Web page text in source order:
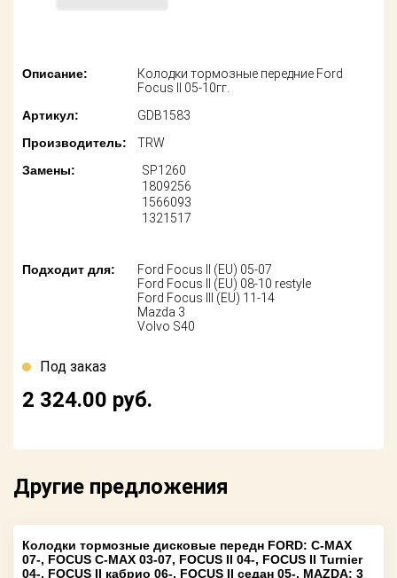
Доставка
Оплата
Возврат
Как оформить
Описание:
Колодки тормозные передние Ford
Focus II 05-10гг.
Артикул:
GDB1583
Производитель:
TRW
Замены:
SP1260
1809256
1566093
1321517
Подходит для:
Ford Focus II (EU) 05-07
Ford Focus II (EU) 08-10 restyle
Ford Focus III (EU) 11-14
Mazda 3
Volvo S40
Под заказ
2 324.00 руб.
Другие предложения
Колодки тормозные дисковые передн FORD: C-MAX
07-, FOCUS C-MAX 03-07, FOCUS II 04-, FOCUS II Turnier
04-, FOCUS II кабрио 06-, FOCUS II седан 05-, MAZDA: 3